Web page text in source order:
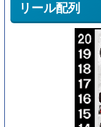
リール配列